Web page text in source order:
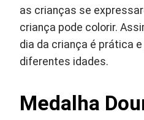
as crianças se
criança pode colorir.
dia da criança é prática
diferentes idades.
Medalha